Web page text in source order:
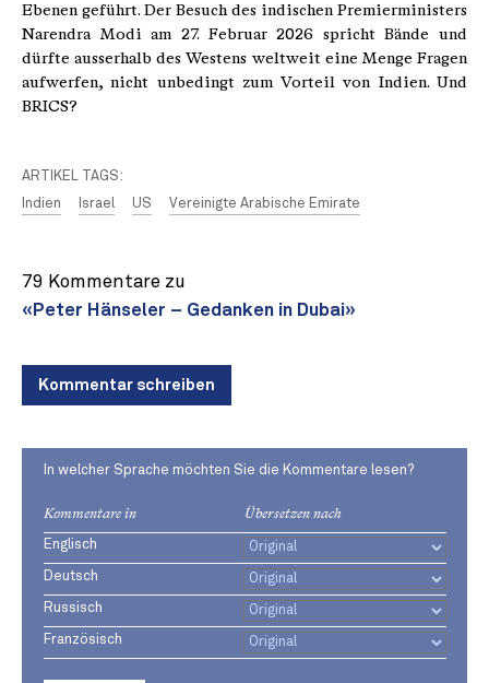
Ebenen geführt. Der Besuch des indischen Premierministers
Narendra Modi am 27. Februar 2026 spricht Bände und
dürfte ausserhalb des Westens weltweit eine Menge Fragen
aufwerfen, nicht unbedingt zum Vorteil von Indien. Und
BRICS?
ARTIKEL TAGS:
Indien
Israel US Vereinigte Arabische Emirate
79 Kommentare zu
«Peter Hänseler – Gedanken in Dubai»
Kommentar schreiben
In welcher Sprache möchten Sie die Kommentare lesen?
Kommentare in Übersetzen nach
Englisch
Deutsch
Russisch
Französisch